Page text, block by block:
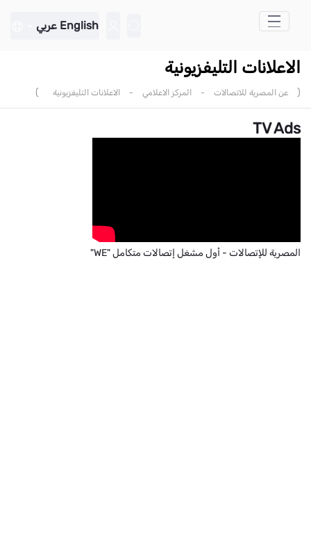
تخطي إلى المحتوى الرئيسي
English عربي
الاعلانات التليفزيونية
( عن المصرية للاتصالات - المركز الاعلامي - الاعلانات التليفزيونية )
TV Ads
المصرية للإتصالات - أول مشغل إتصالات متكامل "WE"